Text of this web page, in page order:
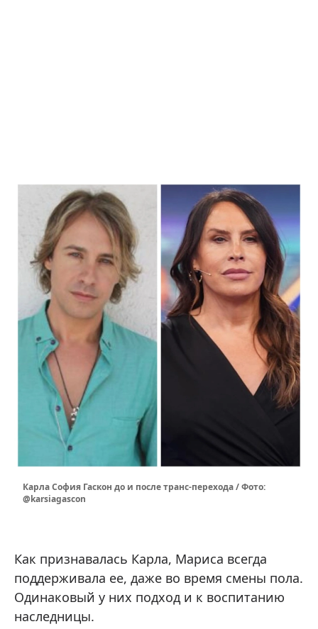
Карла София Гаскон до и после транс-перехода / Фото:
@karsiagascon
Как признавалась Карла, Мариса всегда
поддерживала ее, даже во время смены пола.
Одинаковый у них подход и к воспитанию
наследницы.